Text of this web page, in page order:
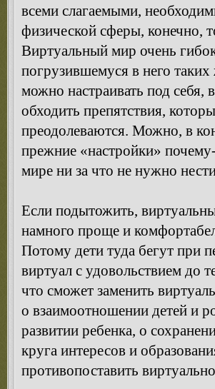
всеми слагаемыми,
физической сферы, конечно,
Виртуальный мир очень
погрузившемуся в него
можно настраивать под себя,
обходить препятствия,
преодолеваются. Можно, в
прежние «настройки»
мире ни за что не нужно
Если подытожить,
намного проще и
Потому дети туда бегут при
виртуал с удовольствием до
что сможет заменить
о взаимоотношении детей и
развитии ребенка, о
круга интересов и
противопоставить